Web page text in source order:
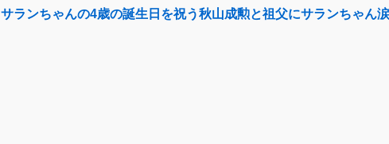
サランちゃんの4歳の誕生日を祝う秋山成勲と祖父にサランちゃん